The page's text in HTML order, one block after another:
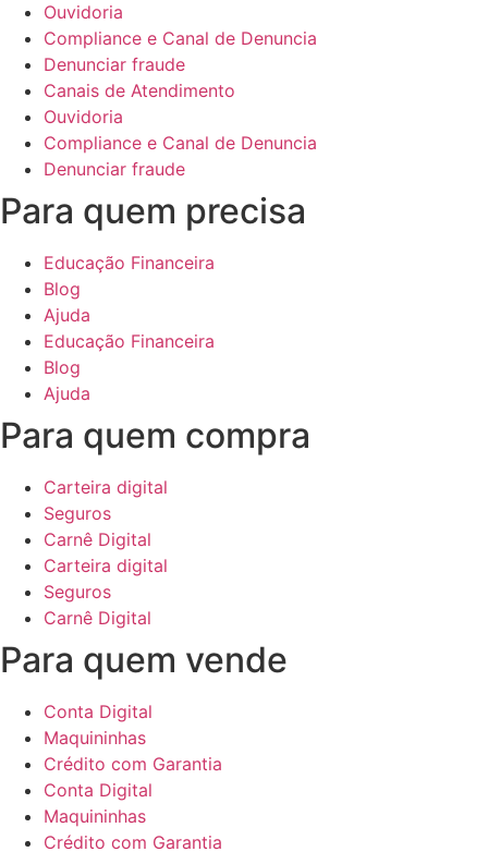
Ouvidoria
Compliance e Canal de Denuncia
Denunciar fraude
Canais de Atendimento
Ouvidoria
Compliance e Canal de Denuncia
Denunciar fraude
Para quem precisa
Educação Financeira
Blog
Ajuda
Educação Financeira
Blog
Ajuda
Para quem compra
Carteira digital
Seguros
Carnê Digital
Carteira digital
Seguros
Carnê Digital
Para quem vende
Conta Digital
Maquininhas
Crédito com Garantia
Conta Digital
Maquininhas
Crédito com Garantia